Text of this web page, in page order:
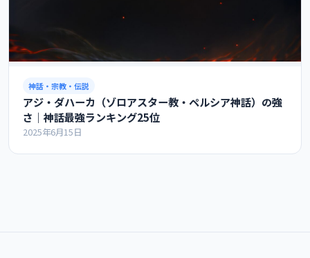
神話・宗教・伝説
アジ・ダハーカ（ゾロアスター教・ペルシア神話）の強
さ｜神話最強ランキング25位
2025年6月15日